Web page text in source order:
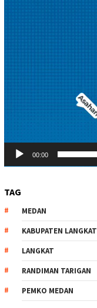
00:00
TAG
MEDAN
KABUPATEN LANGKAT
LANGKAT
RANDIMAN TARIGAN
PEMKO MEDAN